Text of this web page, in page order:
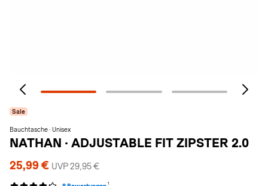
Sale
Bauchtasche · Unisex
NATHAN · ADJUSTABLE FIT ZIPSTER 2.0
25,99 € UVP 29,95 €
1